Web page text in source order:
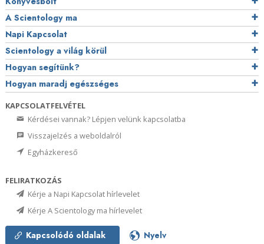
A Scientology ma
Napi Kapcsolat
Scientology a világ körül
Hogyan segítünk?
Hogyan maradj egészséges
KAPCSOLATFELVÉTEL
Kérdései vannak? Lépjen velünk kapcsolatba
Visszajelzés a weboldalról
Egyházkereső
FELIRATKOZÁS
Kérje a Napi Kapcsolat hírlevelet
Kérje A Scientology ma hírlevelet
Kapcsolódó oldalak Nyelv